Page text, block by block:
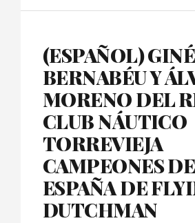
(ESPAÑOL)
BERNABÉU Y
MORENO DEL
CLUB NÁUTICO
TORREVIEJA
CAMPEONES DE
ESPAÑA DE
DUTCHMAN